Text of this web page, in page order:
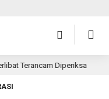
Terancam Diperiksa